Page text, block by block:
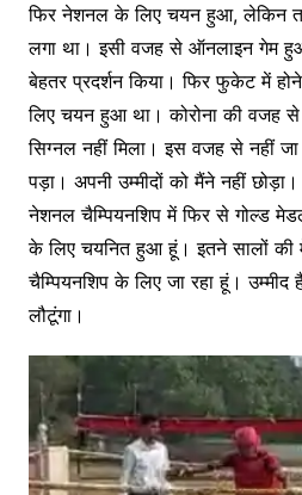
फिर नेशनल के लिए चयन हुआ, लेकिन
लगा था। इसी वजह से ऑनलाइन गेम
बेहतर प्रदर्शन किया। फिर फुकेट में
लिए चयन हुआ था। कोरोना की वजह
सिग्नल नहीं मिला। इस वजह से नहीं जा
पड़ा। अपनी उम्मीदों को मैंने नहीं
नेशनल चैम्पियनशिप में फिर से गोल्ड
के लिए चयनित हुआ हूं। इतने सालों की
चैम्पियनशिप के लिए जा रहा हूं।
लौटूंगा।